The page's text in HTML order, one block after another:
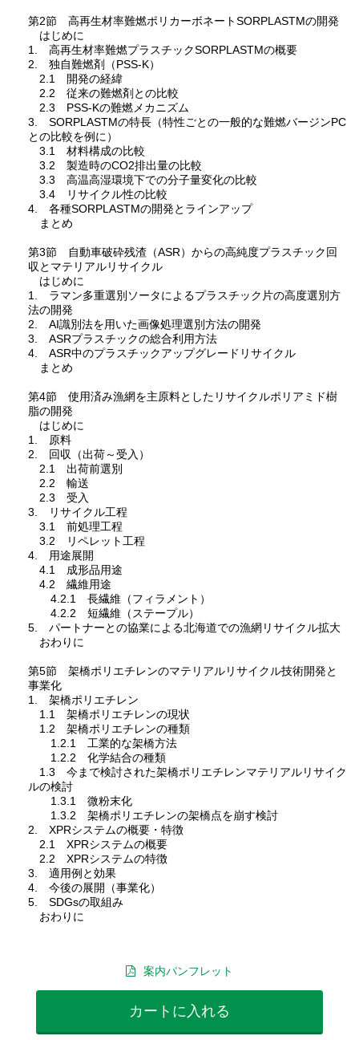
第2節 高再生材率難燃ポリカーボネートSORPLASTMの開発
はじめに
1. 高再生材率難燃プラスチックSORPLASTMの概要
2. 独自難燃剤（PSS-K）
2.1 開発の経緯
2.2 従来の難燃剤との比較
2.3 PSS-Kの難燃メカニズム
3. SORPLASTMの特長（特性ごとの一般的な難燃バージンPC
との比較を例に）
3.1 材料構成の比較
3.2 製造時のCO2排出量の比較
3.3 高温高湿環境下での分子量変化の比較
3.4 リサイクル性の比較
4. 各種SORPLASTMの開発とラインアップ
まとめ
第3節 自動車破砕残渣（ASR）からの高純度プラスチック回
収とマテリアルリサイクル
はじめに
1. ラマン多重選別ソータによるプラスチック片の高度選別方
法の開発
2. AI識別法を用いた画像処理選別方法の開発
3. ASRプラスチックの総合利用方法
4. ASR中のプラスチックアップグレードリサイクル
まとめ
第4節 使用済み漁網を主原料としたリサイクルポリアミド樹
脂の開発
はじめに
1. 原料
2. 回収（出荷～受入）
2.1 出荷前選別
2.2 輸送
2.3 受入
3. リサイクル工程
3.1 前処理工程
3.2 リペレット工程
4. 用途展開
4.1 成形品用途
4.2 繊維用途
4.2.1 長繊維（フィラメント）
4.2.2 短繊維（ステープル）
5. パートナーとの協業による北海道での漁網リサイクル拡大
おわりに
第5節 架橋ポリエチレンのマテリアルリサイクル技術開発と
事業化
1. 架橋ポリエチレン
1.1 架橋ポリエチレンの現状
1.2 架橋ポリエチレンの種類
1.2.1 工業的な架橋方法
1.2.2 化学結合の種類
1.3 今まで検討された架橋ポリエチレンマテリアルリサイク
ルの検討
1.3.1 微粉末化
1.3.2 架橋ポリエチレンの架橋点を崩す検討
2. XPRシステムの概要・特徴
2.1 XPRシステムの概要
2.2 XPRシステムの特徴
3. 適用例と効果
4. 今後の展開（事業化）
5. SDGsの取組み
おわりに
案内パンフレット
カートに入れる